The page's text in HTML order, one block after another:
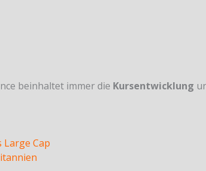
beinhaltet immer die Kursentwicklung
Cap